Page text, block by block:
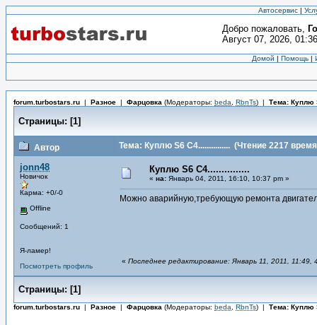
Автосервис |
Добро пожаловать,
Август 07, 2026,
Домой | Помощь |
forum.turbostars.ru | Разное | Фарцовка (Модераторы: beda RbnTs) | Тема: Куплю
Страницы: [1]
Автор Тема: Куплю S6 C4............... (Чтение 2217
jonn48
Новичок
Карма: +0/-0
Offline
Сообщений: 1
Я-ламер!
Посмотреть профиль
Куплю S6 C4...............
« на: Январь 04, 2011, 16:10, 10:37 pm »
Можно аварийную,требующую ремонта
« Последнее редактирование: Январь 11, 2011, 11:49,
Страницы: [1]
forum.turbostars.ru | Разное | Фарцовка (Модераторы: beda RbnTs) | Тема: Куплю